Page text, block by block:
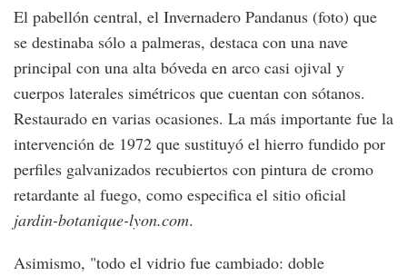
El pabellón central, el Invernadero Pandanus (foto) que
se destinaba sólo a palmeras, destaca con una nave
principal con una alta bóveda en arco casi ojival y
cuerpos laterales simétricos que cuentan con sótanos.
Restaurado en varias ocasiones. La más importante fue la
intervención de 1972 que sustituyó el hierro fundido por
perfiles galvanizados recubiertos con pintura de cromo
retardante al fuego, como especifica el sitio oficial
jardin-botanique-lyon.com.
Asimismo, "todo el vidrio fue cambiado: doble